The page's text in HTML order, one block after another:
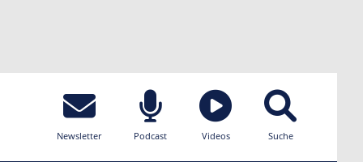
Newsletter Podcast Videos Suche